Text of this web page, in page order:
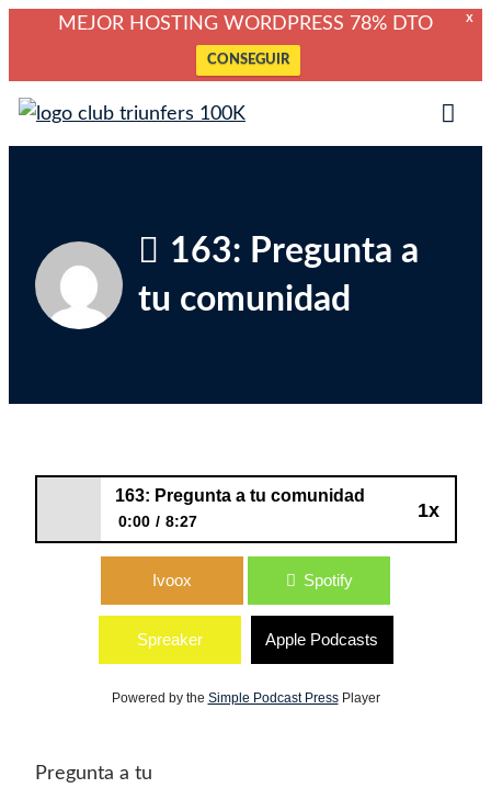
X
MEJOR HOSTING WORDPRESS 78% DTO
CONSEGUIR
Saltar
Club Triunfers
Club de Emprendedores Online
163: Pregunta a
tu comunidad
1x
163: Pregunta a tu comunidad
0:00 8:27
163: Pregunta a tu comunidad
Ivoox Spotify
Spreaker Apple Podcasts
Powered by the Simple Podcast PressPlayer
Pregunta a tu